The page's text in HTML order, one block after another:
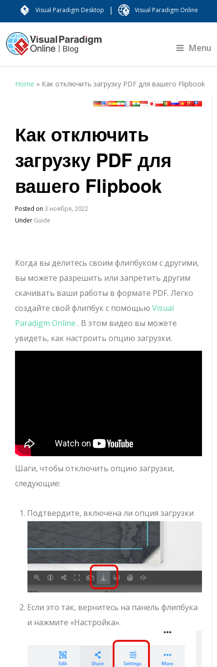
Visual Paradigm Desktop | Visual Paradigm Online
Menu
Home » Как отключить загрузку PDF для вашего Flipbook
Как отключить
загрузку PDF для
вашего Flipbook
Posted on3 ноября, 2022
Under Guide
Когда вы делитесь своим флипбуком с другими,
вы можете разрешить или запретить другим
скачивать ваши работы в формате PDF.Легко
создайте свой флипбук с помощьюVisual
Paradigm Online . В этом видео вы можете
увидеть, как настроить опцию загрузки.
Шаги, чтобы отключить опцию загрузки,
следующие:
Подтвердите, включена ли опция загрузки
Если это так, вернитесь на панель флипбука
и нажмите «Настройка».